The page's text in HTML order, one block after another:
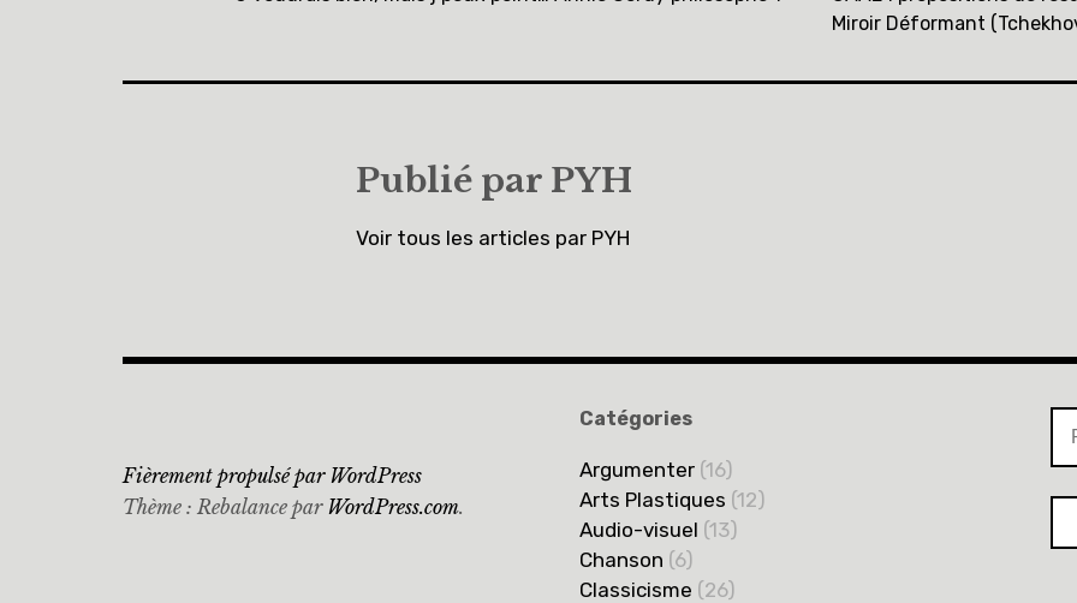
Miroir Déformant
Publié par PYH
Voir tous les articles par PYH
Catégories
Argumenter (16)
Arts Plastiques (12)
Audio-visuel (13)
Chanson (6)
Classicisme (26)
Fièrement propulsé par WordPress
Thème : Rebalance par WordPress.com.